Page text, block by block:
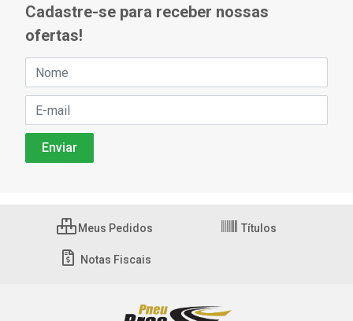
Cadastre-se para receber nossas
ofertas!
Meus Pedidos Títulos
Notas Fiscais